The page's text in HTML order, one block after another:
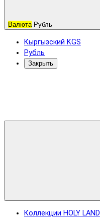
Валюта Рубль
Кыргызский KGS
Рубль
Закрыть
Коллекции HOLY LAND